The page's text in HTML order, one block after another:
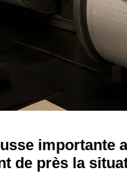
importante
de près la